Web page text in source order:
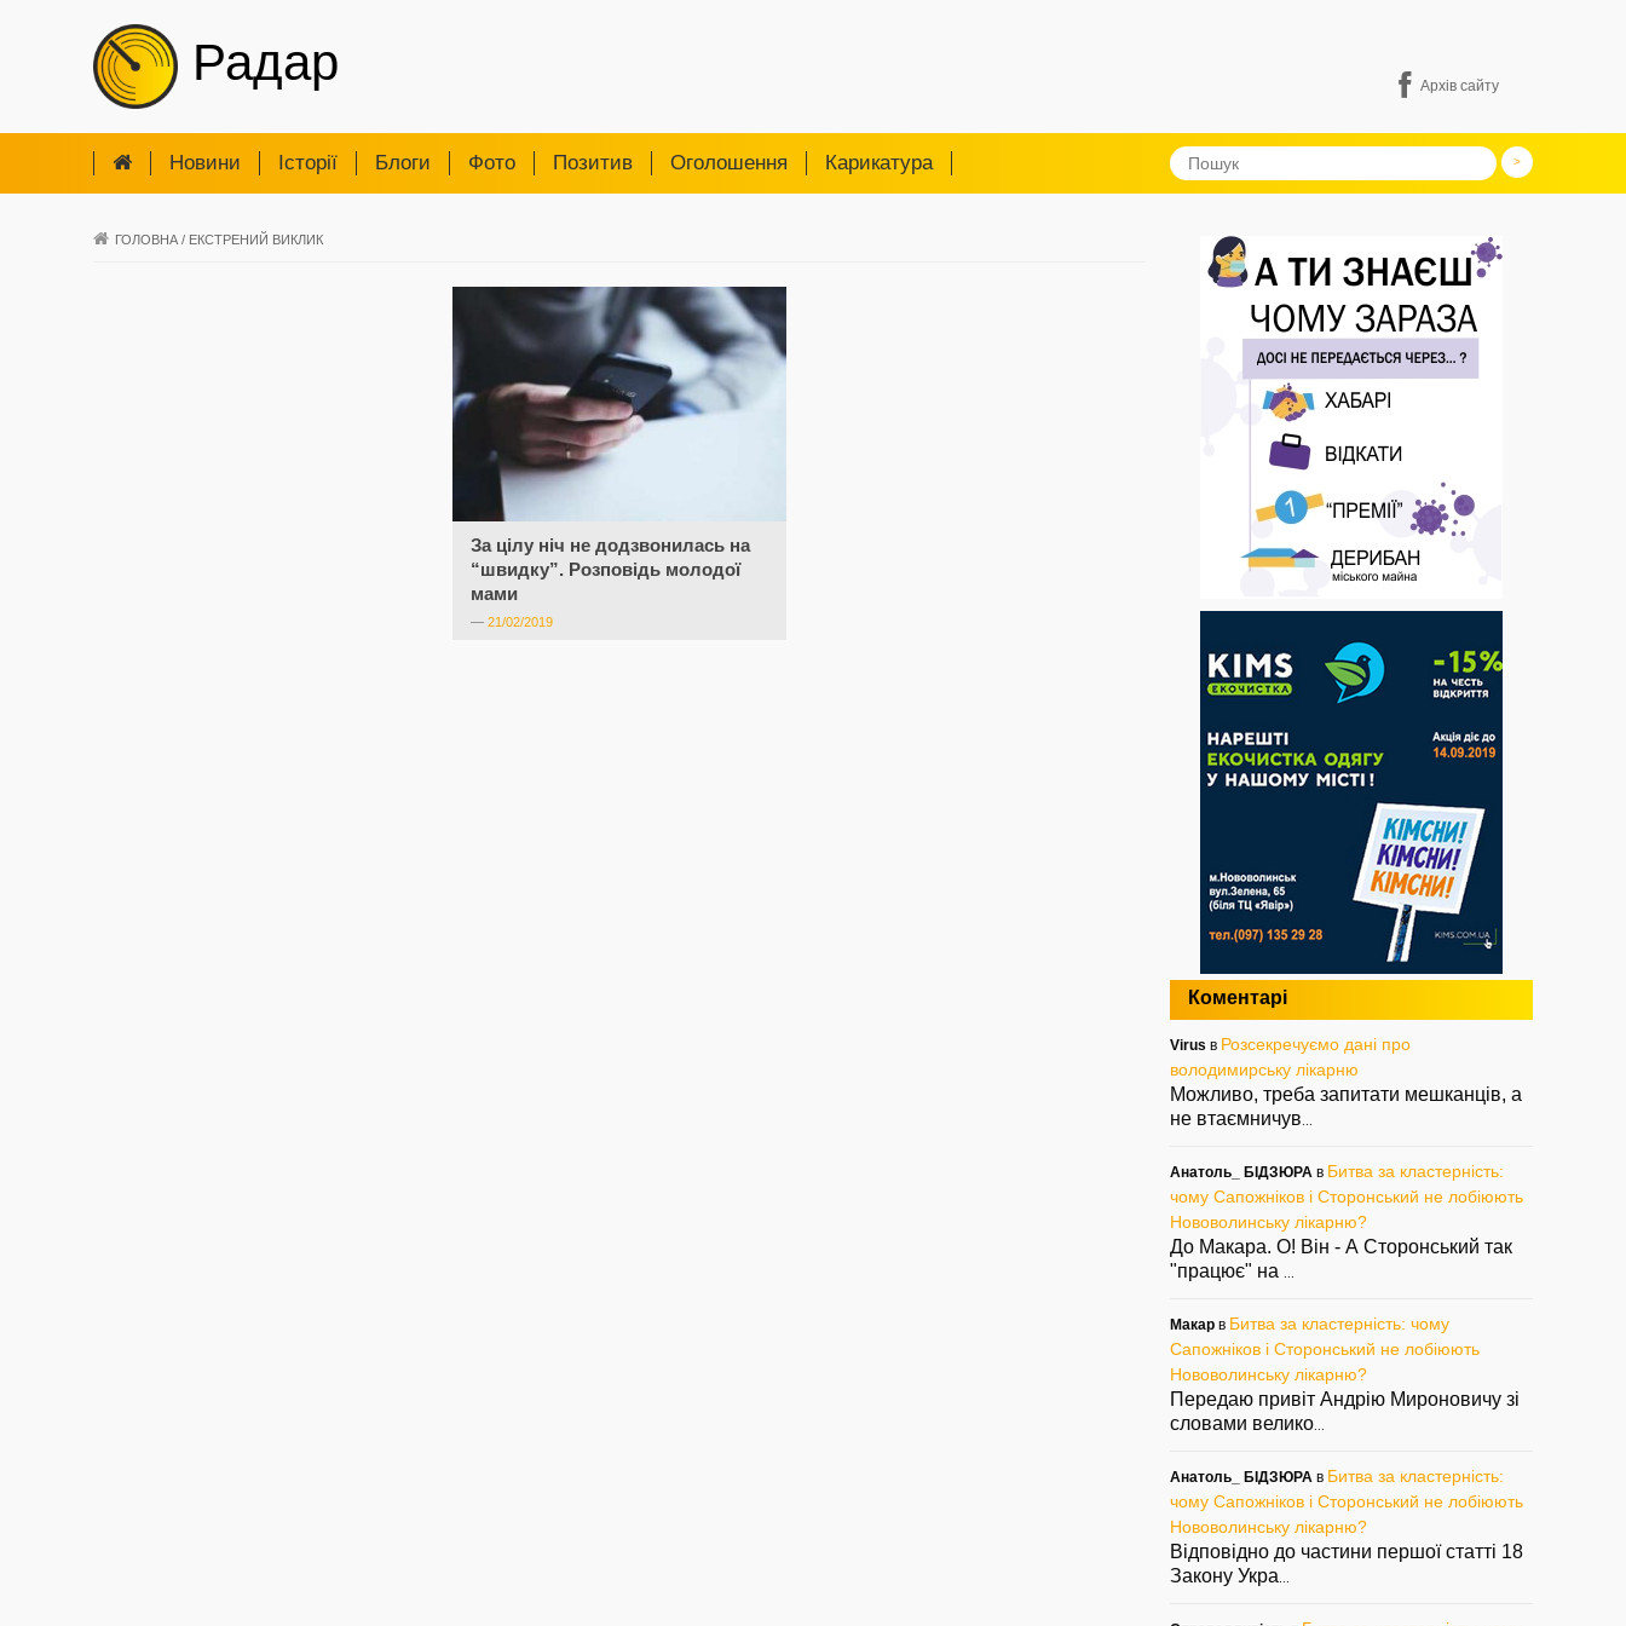
Радар Архів сайту
Новини Iсторії Блоги Фото Позитив Оголошення Карикатура
ГОЛОВНА / ЕКСТРЕНИЙ ВИКЛИК
За цілу ніч не додзвонилась на
“швидку”. Розповідь молодої
мами
— 21/02/2019
Коментарі
Virus в Розсекречуємо дані про
володимирську лікарню
Можливо, треба запитати мешканців, а
не втаємничув
Анатоль_ БІДЗЮРА в Битва за кластерність:
чому Сапожніков і Сторонський не лобіюють
Нововолинську лікарню?
До Макара. О! Він - А Сторонський так
"працює" на
Макар в Битва за кластерність: чому
Сапожніков і Сторонський не лобіюють
Нововолинську лікарню?
Передаю привіт Андрію Мироновичу зі
словами велико
Анатоль_ БІДЗЮРА в Битва за кластерність:
чому Сапожніков і Сторонський не лобіюють
Нововолинську лікарню?
Відповідно до частини першої статті 18
Закону Укра